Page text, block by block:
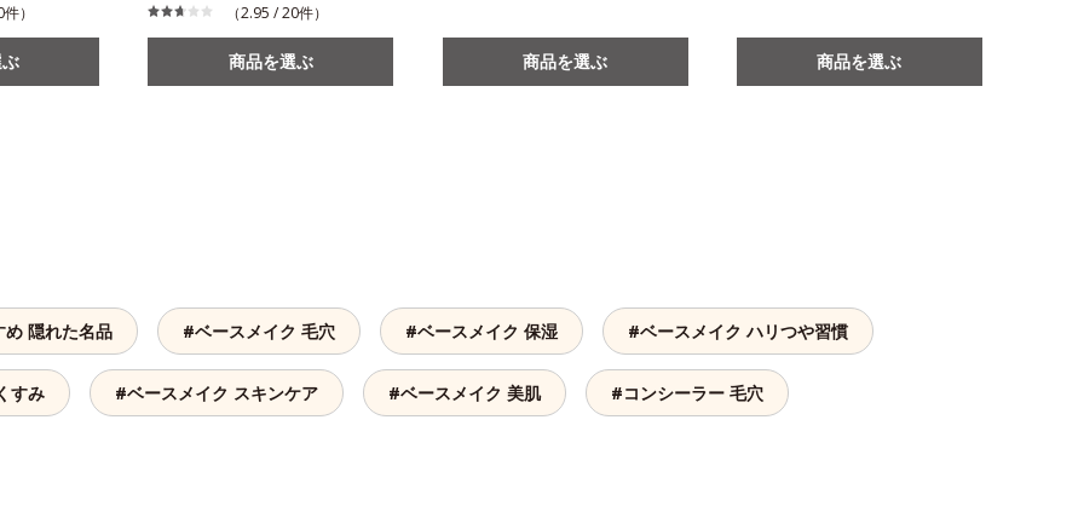
）
（2.95 / 20件）
商品を選ぶ 商品を選ぶ 商品を選ぶ
隠れた名品 #ベースメイク 毛穴 #ベースメイク 保湿 #ベースメイク ハリつや習慣
すみ #ベースメイク スキンケア #ベースメイク 美肌 #コンシーラー 毛穴